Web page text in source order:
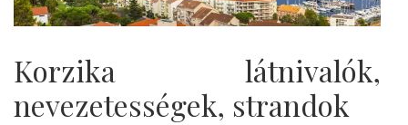
Korzika látnivalók,
nevezetességek, strandok